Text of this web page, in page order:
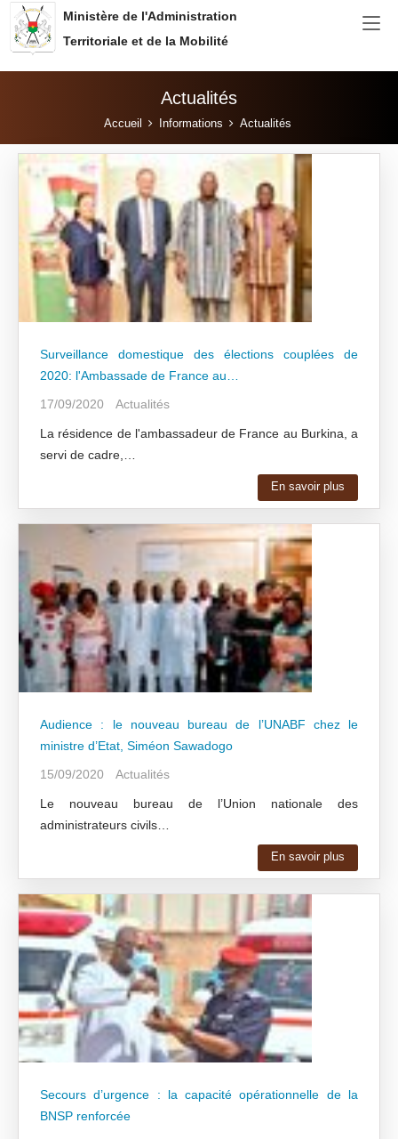
Aller au contenu principal
Ministère de l'Administration
Territoriale et de la Mobilité
Actualités
Accueil Informations Actualités
Surveillance domestique des élections couplées de
2020: l'Ambassade de France au…
17/09/2020
Actualités
La résidence de l'ambassadeur de France au Burkina, a
servi de cadre,…
En savoir plus
Audience : le nouveau bureau de l’UNABF chez le
ministre d’Etat, Siméon Sawadogo
15/09/2020
Actualités
Le nouveau bureau de l’Union nationale des
administrateurs civils…
En savoir plus
Secours d’urgence : la capacité opérationnelle de la
BNSP renforcée